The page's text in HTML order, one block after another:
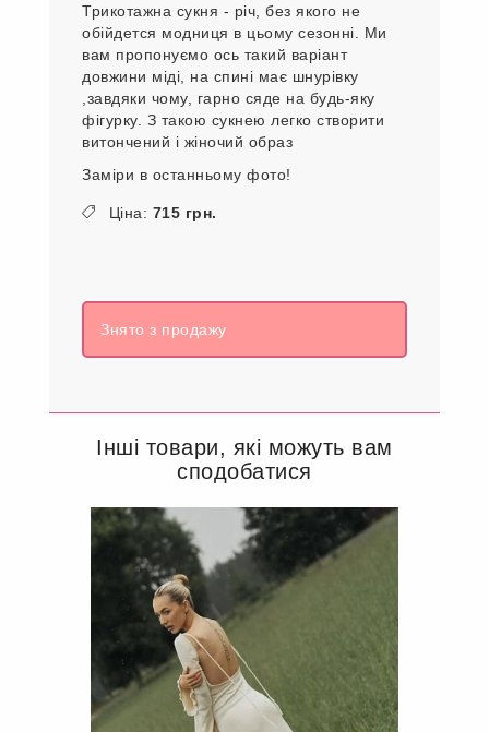
Трикотажна сукня - річ, без якого не
обійдется модниця в цьому сезонні. Ми
вам пропонуємо ось такий варіант
довжини міді, на спині має шнурівку
,завдяки чому, гарно сяде на будь-яку
фігурку. З такою сукнею легко створити
витончений і жіночий образ
Заміри в останньому фото!
Ціна: 715 грн.
Знято з продажу
Інші товари, які можуть вам
сподобатися